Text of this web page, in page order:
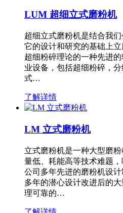
LUM 超细立式磨粉机
超细立式磨粉机是结合我
它的设计和研究的基础上
超细粉碎理论的一种先进
业设备，包括超细粉碎，
式…
了解详情
LM 立式磨粉机
立式磨粉机是一种大型磨
量低、耗能高等技术难题
公司多年先进的磨粉机设
多年的潜心设计改进后的
理可靠的…